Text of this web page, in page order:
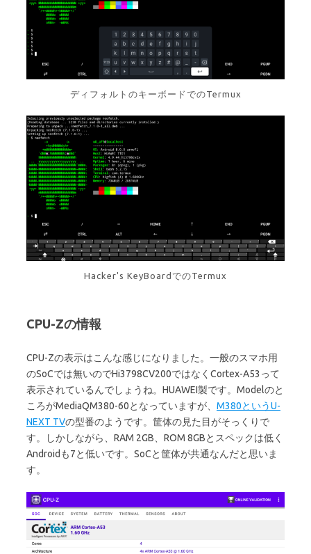
ディフォルトのキーボードでのTermux
Hacker's KeyBoardでのTermux
CPU-Zの情報
CPU-Zの表示はこんな感じになりました。一般のスマホ用
のSoCでは無いのでHi3798CV200ではなくCortex-A53って
表示されているんでしょうね。HUAWEI製です。Modelのと
ころがMediaQM380-60となっていますが、 M380というU-
NEXT TVの型番のようです。筐体の見た目がそっくりで
す。しかしながら、RAM 2GB、ROM 8GBとスペックは低く
Androidも7と低いです。SoCと筐体が共通なんだと思いま
す。